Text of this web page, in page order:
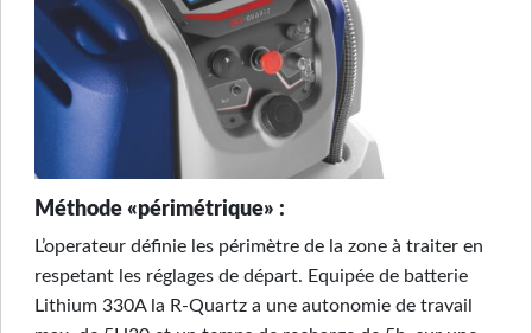
Méthode «périmétrique» :
L’operateur définie les périmètre de la zone à traiter en
respetant les réglages de départ. Equipée de batterie
Lithium 330A la R-Quartz a une autonomie de travail